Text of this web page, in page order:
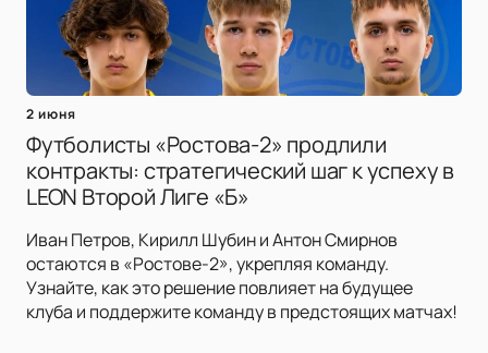
2 июня
Футболисты «Ростова-2» продлили
контракты: стратегический шаг к успеху в
LEON Второй Лиге «Б»
Иван Петров, Кирилл Шубин и Антон Смирнов
остаются в «Ростове-2», укрепляя команду.
Узнайте, как это решение повлияет на будущее
клуба и поддержите команду в предстоящих матчах!